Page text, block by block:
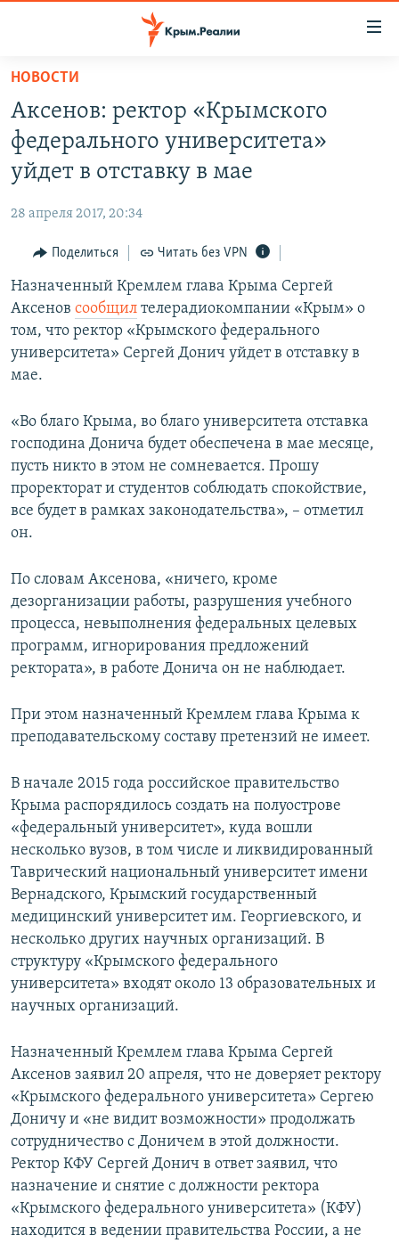
Вернуться
основному
содержанию
Вернутся
главной
навигации
Вернутся
поиску
СПЕЦПРОЕКТЫ
ГРУЗ 200
11 ЛЕТ ОККУПАЦИИ КРЫМА. 11 ИСТОРИЙ СОПРОТИВЛЕНИЯ
ВОДА
ЕЩЕ
ИНТЕРАКТИВ
ИНФОГРАФИКА
ТЕЛЕПРОЕКТ КРЫМ.РЕАЛИИ
СОВЕТЫ ПРАВОЗАЩИТНИКОВ
ПРОПАВШИЕ БЕЗ ВЕСТИ
ПОБЕДИТЕЛЕЙ НЕ СУДЯТ?
КРЫМ.НЕПОКОРЕННЫЙ
УКРАИНСКАЯ ПРОБЛЕМА КРЫМА
РАДІО СВОБОДА
КАК ОБОЙТИ БЛОКИРОВКУ
Українською
Qırımtatar
ПРИСОЕДИНЯЙТЕСЬ!
Все сайты RFE/RL
НОВОСТИ
Аксенов: ректор «Крымского
федерального университета»
уйдет в отставку в мае
28 апреля 2017, 20:34
Поделиться Читать без VPN
Назначенный Кремлем глава Крыма Сергей
Аксенов сообщил телерадиокомпании «Крым» о
том, что ректор «Крымского федерального
университета» Сергей Донич уйдет в отставку в
мае.
«Во благо Крыма, во благо университета отставка
господина Донича будет обеспечена в мае месяце,
пусть никто в этом не сомневается. Прошу
проректорат и студентов соблюдать спокойствие,
все будет в рамках законодательства», – отметил
он.
По словам Аксенова, «ничего, кроме
дезорганизации работы, разрушения учебного
процесса, невыполнения федеральных целевых
программ, игнорирования предложений
ректората», в работе Донича он не наблюдает.
При этом назначенный Кремлем глава Крыма к
преподавательскому составу претензий не имеет.
В начале 2015 года российское правительство
Крыма распорядилось создать на полуострове
«федеральный университет», куда вошли
несколько вузов, в том числе и ликвидированный
Таврический национальный университет имени
Вернадского, Крымский государственный
медицинский университет им. Георгиевского, и
несколько других научных организаций. В
структуру «Крымского федерального
университета» входят около 13 образовательных и
научных организаций.
Назначенный Кремлем глава Крыма Сергей
Аксенов заявил 20 апреля, что не доверяет ректору
«Крымского федерального университета» Сергею
Доничу и «не видит возможности» продолжать
сотрудничество с Доничем в этой должности.
Ректор КФУ Сергей Донич в ответ заявил, что
назначение и снятие с должности ректора
«Крымского федерального университета» (КФУ)
находится в ведении правительства России, а не